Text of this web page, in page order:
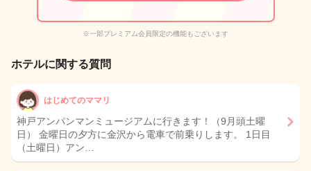
※一部プレミアム会員限定の機能もございます
ホテルに関する質問
はじめてのママリ
神戸アンパンマンミュージアムに行きます！（9月頭土曜
日） 金曜日の夕方に金沢から電車で前乗りします。 1日目
（土曜日）アン…